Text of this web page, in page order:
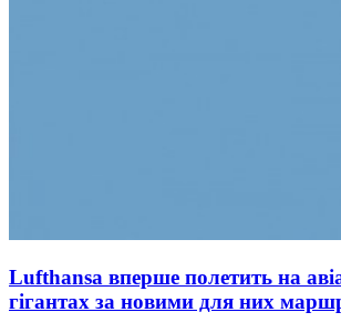
Lufthansa вперше полетить на
гігантах за новими для них